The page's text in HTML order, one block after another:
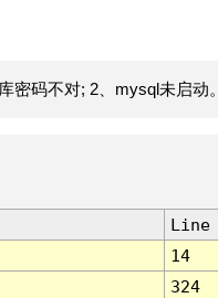
密码不对; 2、mysql未启动。
Line
14
324